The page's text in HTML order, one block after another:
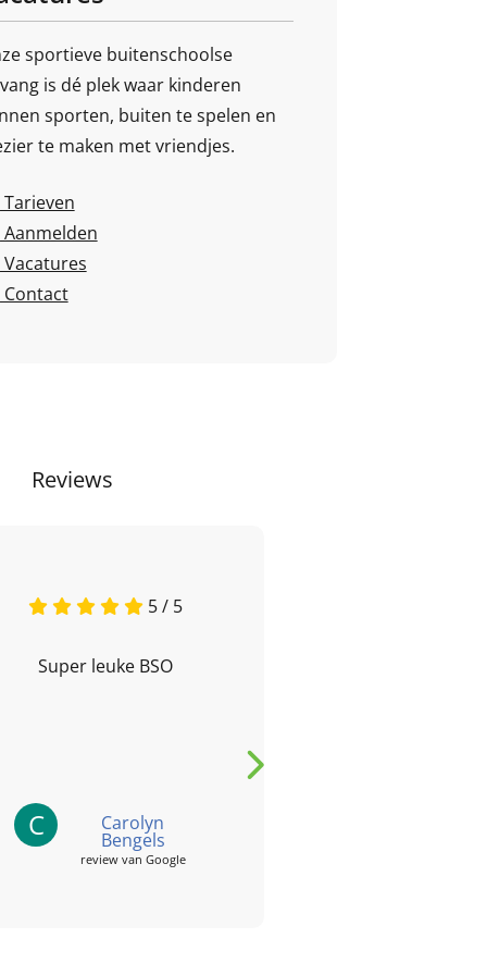
sportieve buitenschoolse
is dé plek waar kinderen
sporten, buiten te spelen en
te maken met vriendjes.
Tarieven
Aanmelden
Vacatures
Contact
Reviews
5 / 5
Super leuke BSO
C Carolyn
Bengels
review van Google